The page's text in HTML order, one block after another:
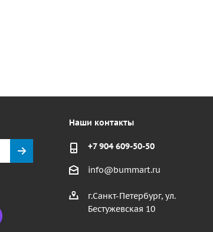
Наши контакты
+7 904 609-50-50
info@bummart.ru
г.Санкт-Петербург, ул.
Бестужевская 10